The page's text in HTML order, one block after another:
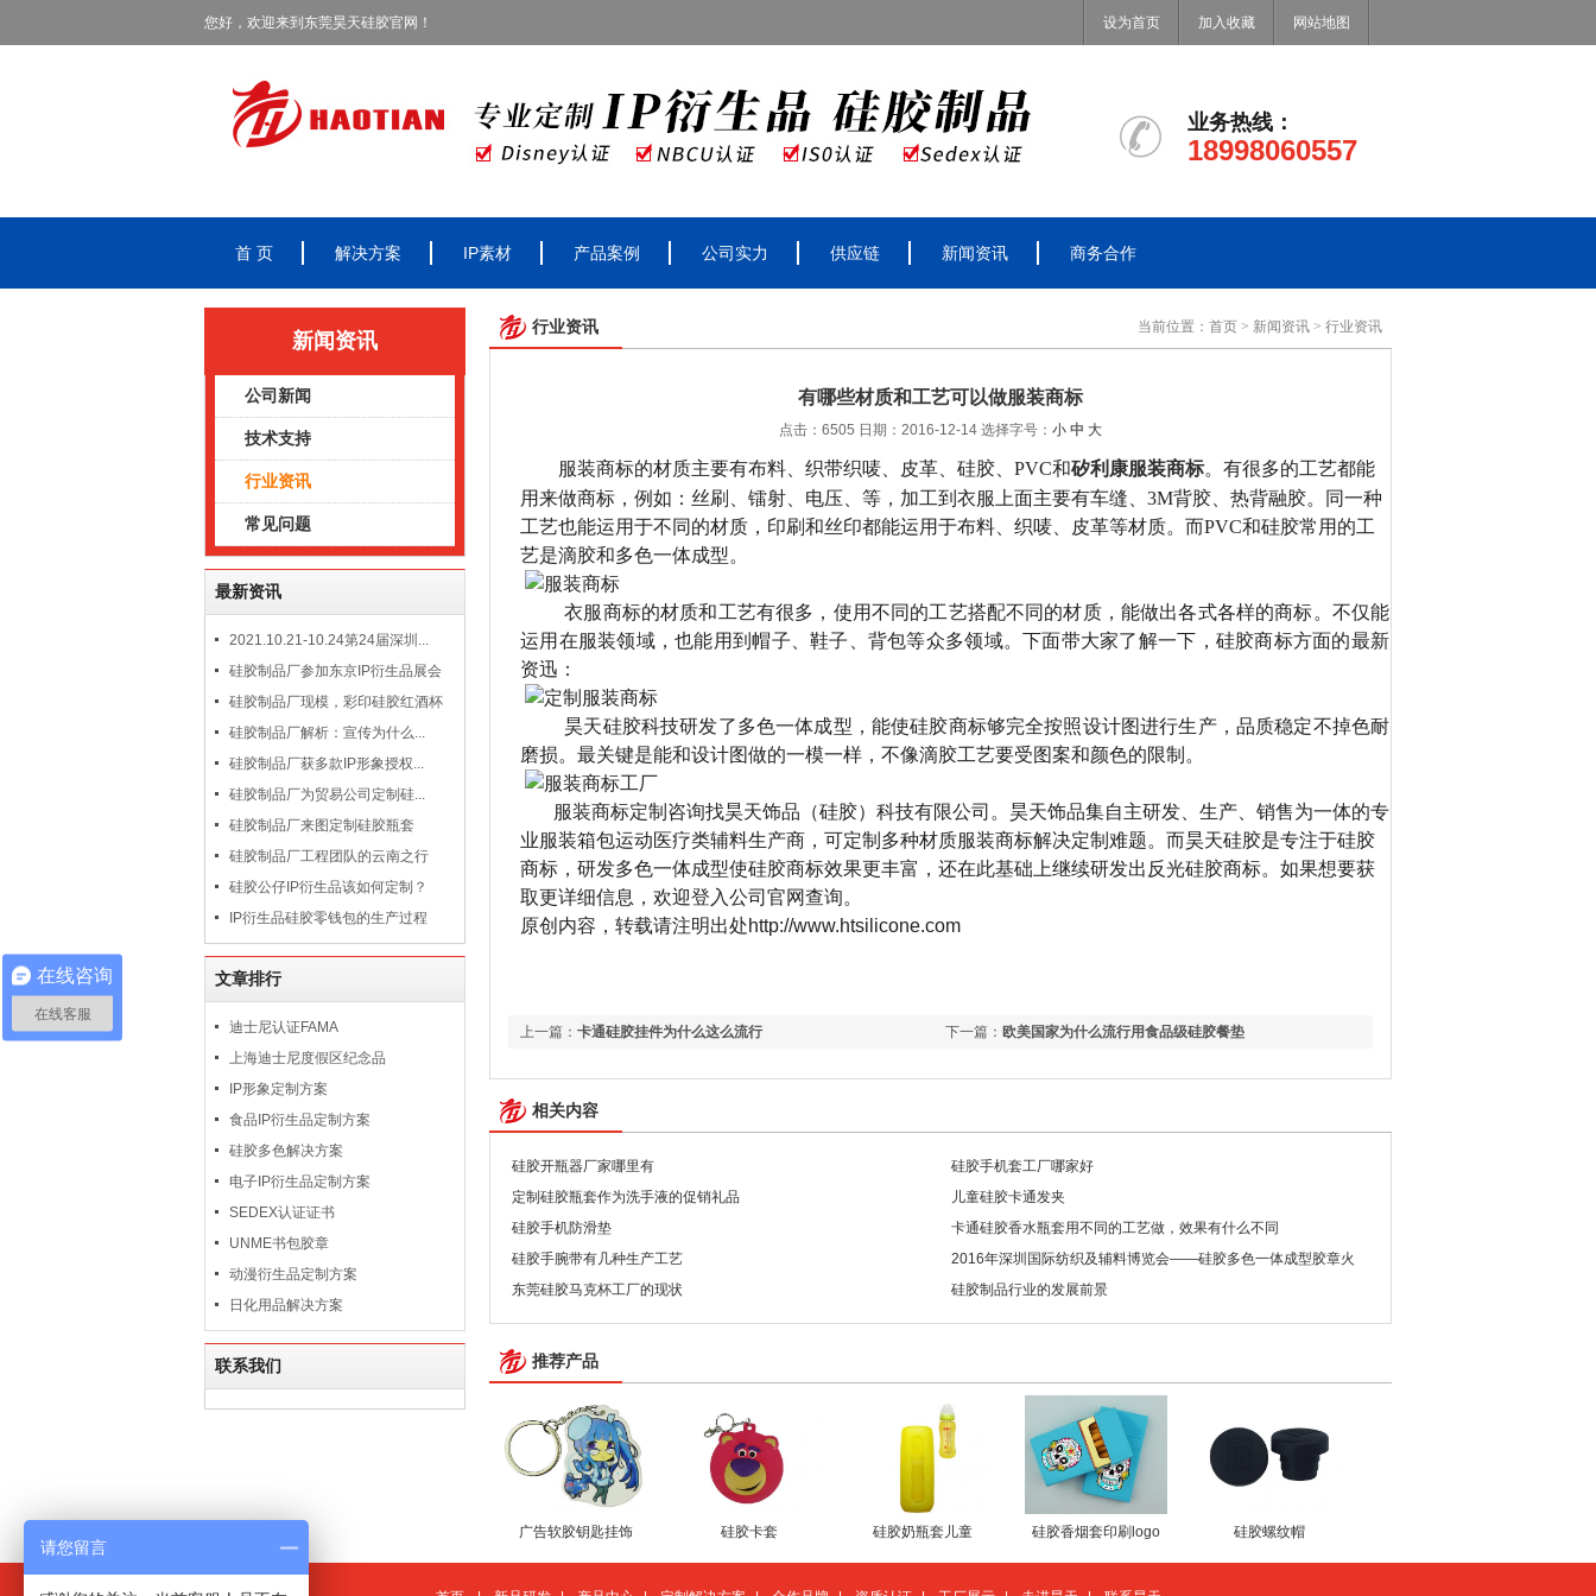
您好，欢迎来到东莞昊天硅胶官网！ 设为首页 加入收藏 网站地图
业务热线：
18998060557
首 页 解决方案 IP素材 产品案例 公司实力 供应链 新闻资讯 商务合作
新闻资讯
公司新闻
技术支持
行业资讯
常见问题
最新资讯
2021.10.21-10.24第24届深圳...
硅胶制品厂参加东京IP衍生品展会
硅胶制品厂现模，彩印硅胶红酒杯
硅胶制品厂解析：宣传为什么...
硅胶制品厂获多款IP形象授权...
硅胶制品厂为贸易公司定制硅...
硅胶制品厂来图定制硅胶瓶套
硅胶制品厂工程团队的云南之行
硅胶公仔IP衍生品该如何定制？
IP衍生品硅胶零钱包的生产过程
文章排行
迪士尼认证FAMA
上海迪士尼度假区纪念品
IP形象定制方案
食品IP衍生品定制方案
硅胶多色解决方案
电子IP衍生品定制方案
SEDEX认证证书
UNME书包胶章
动漫衍生品定制方案
日化用品解决方案
联系我们
行业资讯 当前位置： 首页 > 新闻资讯 > 行业资讯
有哪些材质和工艺可以做服装商标
点击：6505 日期：2016-12-14 选择字号： 小 中 大
服装商标的材质主要有布料、织带织唛、皮革、硅胶、 PVC和矽利康服装商标。有很多的工艺都能
用来做商标，例如：丝刷、镭射、电压、等，加工到衣服上面主要有车缝、 3M背胶、热背融胶。同一种
工艺也能运用于不同的材质，印刷和丝印都能运用于布料、织唛、皮革等材质。而PVC和硅胶常用的工
艺是滴胶和多色一体成型。
衣服商标的材质和工艺有很多，使用不同的工艺搭配不同的材质，能做出各式各样的商标。不仅能
运用在服装领域，也能用到帽子、鞋子、背包等众多领域。下面带大家了解一下，硅胶商标方面的最新
资迅：
昊天硅胶科技研发了多色一体成型，能使硅胶商标够完全按照设计图进行生产，品质稳定不掉色耐
磨损。最关键是能和设计图做的一模一样，不像滴胶工艺要受图案和颜色的限制。
服装商标定制咨询找昊天饰品（硅胶）科技有限公司。昊天饰品集自主研发、生产、销售为一体的专
业服装箱包运动医疗类辅料生产商，可定制多种材质服装商标解决定制难题。而昊天硅胶是专注于硅胶
商标，研发多色一体成型使硅胶商标效果更丰富，还在此基础上继续研发出反光硅胶商标。如果想要获
取更详细信息，欢迎登入公司官网查询。
原创内容，转载请注明出处http://www.htsilicone.com
上一篇： 卡通硅胶挂件为什么这么流行 下一篇： 欧美国家为什么流行用食品级硅胶餐垫
相关内容
硅胶开瓶器厂家哪里有
硅胶手机套工厂哪家好
定制硅胶瓶套作为洗手液的促销礼品
儿童硅胶卡通发夹
硅胶手机防滑垫
卡通硅胶香水瓶套用不同的工艺做，效果有什么不同
硅胶手腕带有几种生产工艺
2016年深圳国际纺织及辅料博览会——硅胶多色一体成型胶章火
了！
东莞硅胶马克杯工厂的现状 硅胶制品行业的发展前景
推荐产品
广告软胶钥匙挂饰 硅胶卡套 硅胶奶瓶套儿童 硅胶香烟套印刷logo 硅胶螺纹帽
在线咨询
在线客服
请您留言